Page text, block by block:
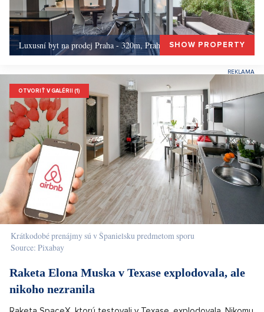
Luxusní byt na prodej Praha - 320m, Praha 5SHOW PROPERTY
OTVORIŤ V GALÉRII (1)
Krátkodobé prenájmy sú v Španielsku predmetom sporu
Source: Pixabay
Raketa Elona Muska v Texase explodovala, ale
nikoho nezranila